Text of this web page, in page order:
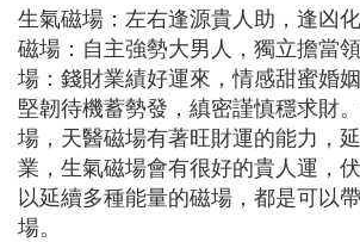
生氣磁場：左右逢源貴人助，逢凶
磁場：自主強勢大男人，獨立擔當
場：錢財業績好運來，情感甜蜜婚
堅韌待機蓄勢發，縝密謹慎穩求財
場，天醫磁場有著旺財運的能力，
業，生氣磁場會有很好的貴人運，
以延續多種能量的磁場，都是可以
場。